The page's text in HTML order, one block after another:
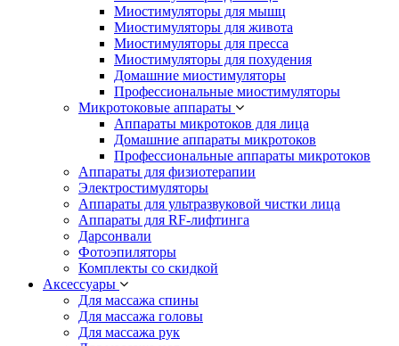
Миостимуляторы для мышц
Миостимуляторы для живота
Миостимуляторы для пресса
Миостимуляторы для похудения
Домашние миостимуляторы
Профессиональные миостимуляторы
Микротоковые аппараты
Аппараты микротоков для лица
Домашние аппараты микротоков
Профессиональные аппараты микротоков
Аппараты для физиотерапии
Электростимуляторы
Аппараты для ультразвуковой чистки лица
Аппараты для RF-лифтинга
Дарсонвали
Фотоэпиляторы
Комплекты со скидкой
Аксессуары
Для массажа спины
Для массажа головы
Для массажа рук